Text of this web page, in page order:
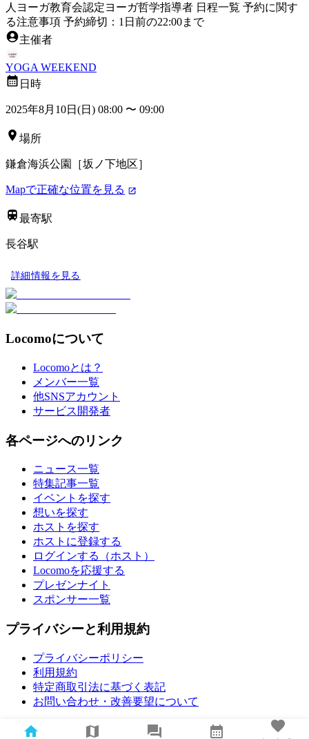
人ヨーガ教育会認定ヨーガ哲学指導者 日程一覧 予約に関す
る注意事項 予約締切：1日前の22:00まで
主催者
YOGA WEEKEND
日時
2025年8月10日(日) 08:00 〜 09:00
場所
鎌倉海浜公園［坂ノ下地区］
Mapで正確な位置を見る
最寄駅
長谷駅
詳細情報を見る
Locomoについて
Locomoとは？
メンバー一覧
他SNSアカウント
サービス開発者
各ページへのリンク
ニュース一覧
特集記事一覧
イベントを探す
想いを探す
ホストを探す
ホストに登録する
ログインする（ホスト）
Locomoを応援する
プレゼンナイト
スポンサー一覧
プライバシーと利用規約
プライバシーポリシー
利用規約
特定商取引法に基づく表記
お問い合わせ・改善要望について